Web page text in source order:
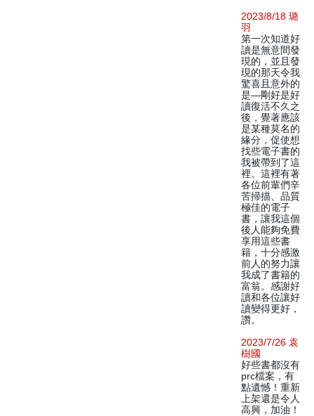
2023/8/18 璐
羽
第一次知道好
讀是無意間發
現的，並且發
現的那天令我
驚喜且意外的
是—剛好是好
讀復活不久之
後，覺著應該
是某種莫名的
緣分，促使想
找些電子書的
我被帶到了這
裡。這裡有著
各位前輩們辛
苦掃描、品質
極佳的電子
書，讓我這個
後人能夠免費
享用這些書
籍，十分感激
前人的努力讓
我成了書籍的
富翁。感謝好
讀和各位讓好
讀變得更好，
讚。
2023/7/26 袁
樹國
好些書都沒有
prc檔案，有
點遺憾！重新
上架還是令人
高興，加油！